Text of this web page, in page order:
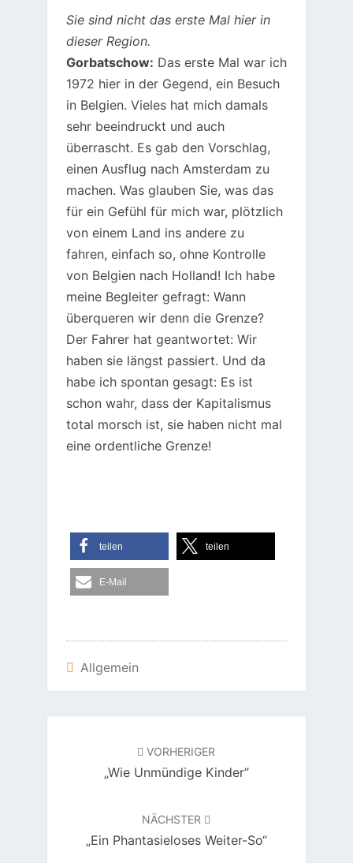
Sie sind nicht das erste Mal hier in
dieser Region.
Gorbatschow: Das erste Mal war ich
1972 hier in der Gegend, ein Besuch
in Belgien. Vieles hat mich damals
sehr beeindruckt und auch
überrascht. Es gab den Vorschlag,
einen Ausflug nach Amsterdam zu
machen. Was glauben Sie, was das
für ein Gefühl für mich war, plötzlich
von einem Land ins andere zu
fahren, einfach so, ohne Kontrolle
von Belgien nach Holland! Ich habe
meine Begleiter gefragt: Wann
überqueren wir denn die Grenze?
Der Fahrer hat geantwortet: Wir
haben sie längst passiert. Und da
habe ich spontan gesagt: Es ist
schon wahr, dass der Kapitalismus
total morsch ist, sie haben nicht mal
eine ordentliche Grenze!
teilen teilen
E-Mail
Allgemein
VORHERIGER
„Wie Unmündige Kinder“
NÄCHSTER
„Ein Phantasieloses Weiter-So“